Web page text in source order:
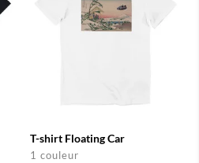
T-shirt Floating Car
1 couleur